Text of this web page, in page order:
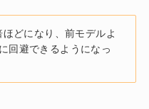
どになり、前モデルよ
回避できるようになっ